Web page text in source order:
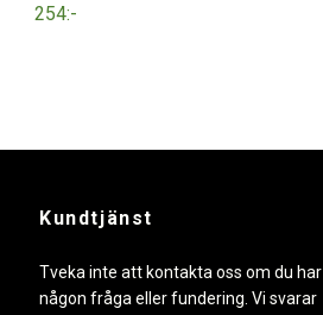
254:-
Kundtjänst
Tveka inte att kontakta oss om du har
någon fråga eller fundering. Vi svarar